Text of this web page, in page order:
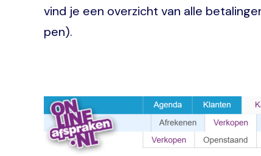
vind je een overzicht van alle
pen).
Image